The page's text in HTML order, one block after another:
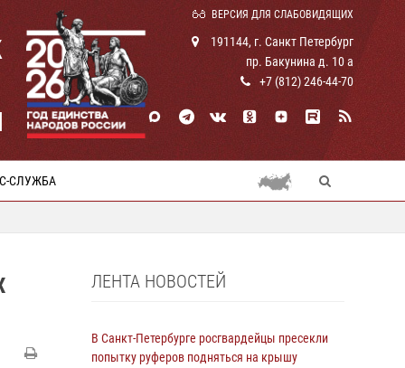
ВЕРСИЯ ДЛЯ СЛАБОВИДЯЩИХ
191144, г. Санкт Петербург
пр. Бакунина д. 10 а
+7 (812) 246-44-70
СЛУЖБА
ЛЕНТА НОВОСТЕЙ
В Санкт-Петербурге росгвардейцы пресекли
попытку руферов подняться на крышу